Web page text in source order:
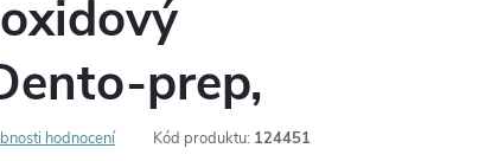
prep,
hodnocení Kód produktu: 124451